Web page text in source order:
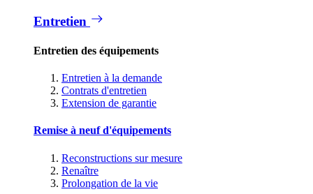
Entretien
Entretien des équipements
Entretien à la demande
Contrats d'entretien
Extension de garantie
Remise à neuf d'équipements
Reconstructions sur mesure
Renaître
Prolongation de la vie